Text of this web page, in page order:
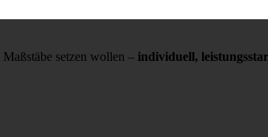
setzen wollen – individuell,